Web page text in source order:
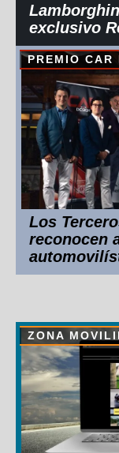
exclusivo
PREMIO CAR
Los
reconocen
ZONA